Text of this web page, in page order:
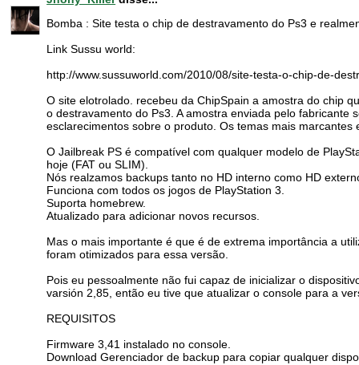
Bomba : Site testa o chip de destravamento do Ps3 e
Link Sussu world:
http://www.sussuworld.com/2010/08/site-testa-o-chip-de-
O site elotrolado. recebeu da ChipSpain a amostra do chip
o destravamento do Ps3. A amostra enviada pelo
esclarecimentos sobre o produto. Os temas mais marcantes
O Jailbreak PS é compatível com qualquer modelo de
hoje (FAT ou SLIM).
Nós realzamos backups tanto no HD interno como HD
Funciona com todos os jogos de PlayStation 3.
Suporta homebrew.
Atualizado para adicionar novos recursos.
Mas o mais importante é que é de extrema importância a
foram otimizados para essa versão.
Pois eu pessoalmente não fui capaz de inicializar o
varsión 2,85, então eu tive que atualizar o console para a
REQUISITOS
Firmware 3,41 instalado no console.
Download Gerenciador de backup para copiar qualquer